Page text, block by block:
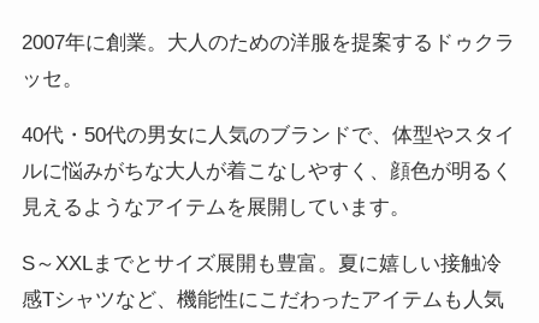
2007年に創業。大人のための洋服を提案するドゥクラ
ッセ。
40代・50代の男女に人気のブランドで、体型やスタイ
ルに悩みがちな大人が着こなしやすく、顔色が明るく
見えるようなアイテムを展開しています。
S～XXLまでとサイズ展開も豊富。夏に嬉しい接触冷
感Tシャツなど、機能性にこだわったアイテムも人気